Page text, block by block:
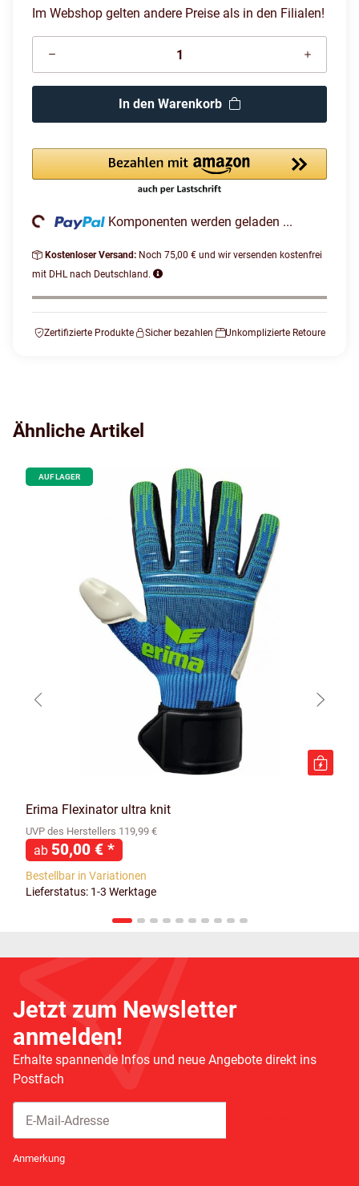
Im Webshop gelten andere Preise als in den Filialen!
In den Warenkorb
Loading... Komponenten werden geladen ...
Kostenloser Versand: Noch 75,00 € und wir versenden kostenfrei
mit DHL nach Deutschland.
Zertifizierte Produkte Sicher bezahlen Unkomplizierte Retoure
Ähnliche Artikel
AUF LAGER
Erima Flexinator ultra knit
UVP des Herstellers 119,99 €
ab 50,00 € *
Bestellbar in Variationen
Lieferstatus: 1-3 Werktage
Jetzt zum Newsletter
anmelden!
Erhalte spannende Infos und neue Angebote direkt ins
Postfach
Anmerkung